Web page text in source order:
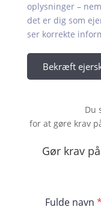
oplysninger –
det er dig som
ser korrekte
Bekræft
Du
for at gøre
Gør krav
Fulde navn *